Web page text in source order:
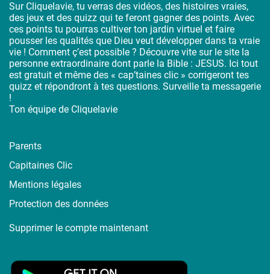
Sur Cliquelavie, tu verras des vidéos, des histoires vraies,
des jeux et des quizz qui te feront gagner des points. Avec
ces points tu pourras cultiver ton jardin virtuel et faire
pousser les qualités que Dieu veut développer dans ta vraie
vie ! Comment ç’est possible ? Découvre vite sur le site la
personne extraordinaire dont parle la Bible : JESUS. Ici tout
est gratuit et même des « cap’taines clic » corrigeront tes
quizz et répondront à tes questions. Surveille ta messagerie
!
Ton équipe de Cliquelavie
Parents
Capitaines Clic
Mentions légales
Protection des données
Supprimer le compte maintenant